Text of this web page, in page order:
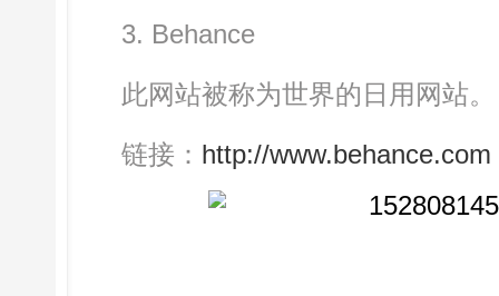
3. Behance
此网站被称为世界的日用网站。
链接： http://www.behance.com